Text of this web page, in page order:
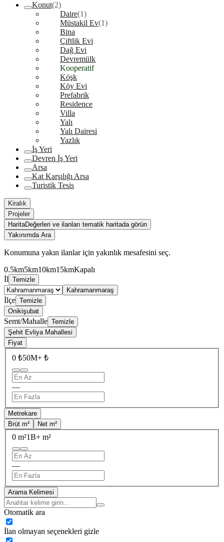
Konut(2)
Daire(1)
Müstakil Ev(1)
Bina
Çiftlik Evi
Dağ Evi
Devremülk
Kooperatif
Köşk
Köy Evi
Prefabrik
Residence
Villa
Yalı
Yalı Dairesi
Yazlık
İş Yeri
Devren İş Yeri
Arsa
Kat Karşılığı Arsa
Turistik Tesis
Kiralık
Projeler
HaritaDeğerleri ve ilanları tematik haritada görün
Yakınımda Ara
Konumuna yakın ilanlar için yakınlık mesafesini seç.
0.5km5km10km15kmKapalı
İl Temizle
Kahramanmaraş
İlçe Temizle
Onikişubat
Semt/Mahalle Temizle
Şehit Evliya Mahallesi
Fiyat
0 ₺50M+ ₺
—
Metrekare
Brüt m²
Net m²
0 m²1B+ m²
—
Arama Kelimesi
Otomatik ara
İlan olmayan seçenekleri gizle